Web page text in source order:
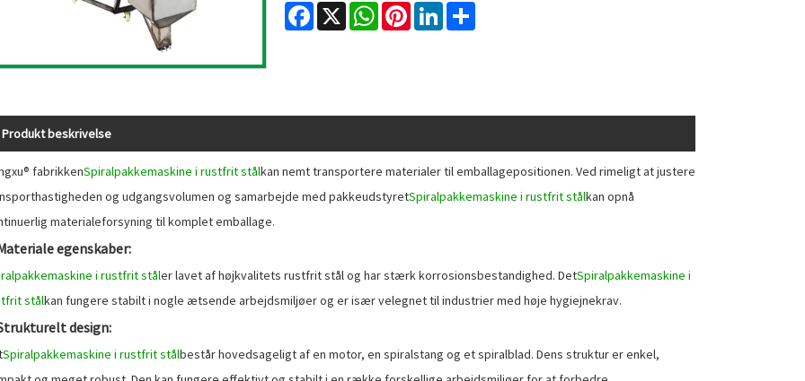
Facebook
X WhatsAppPinterestLinkedInShare
Produkt beskrivelse
fabrikkenSpiralpakkemaskine i rustfrit stålkan nemt transportere materialer til emballagepositionen. Ved rimeligt at justere
og udgangsvolumen og samarbejde med pakkeudstyretSpiralpakkemaskine i rustfrit stålkan opnå
materialeforsyning til komplet emballage.
egenskaber:
i rustfrit ståler lavet af højkvalitets rustfrit stål og har stærk korrosionsbestandighed. DetSpiralpakkemaskine i
stålkan fungere stabilt i nogle ætsende arbejdsmiljøer og er især velegnet til industrier med høje hygiejnekrav.
design:
Spiralpakkemaskine i rustfrit stålbestår hovedsageligt af en motor, en spiralstang og et spiralblad. Dens struktur er enkel,